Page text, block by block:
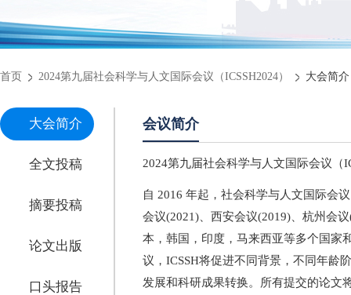
首页 2024第九届社会科学与人文国际会议（ICSSH2024） 大会简介
大会简介
全文投稿
摘要投稿
论文出版
口头报告
会议简介
2024第九届社会科学与人文国际会议（
自 2016 年起，社会科学与人文国际会
会议(2021)、西安会议(2019)、杭州会
本，韩国，印度，马来西亚等多个国家
议，ICSSH将促进不同背景，不同年龄
发展和科研成果转换。所有提交的论文